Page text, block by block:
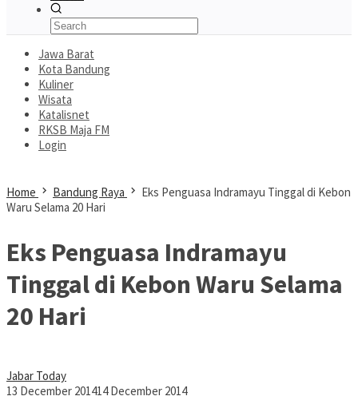
Jawa Barat
Kota Bandung
Kuliner
Wisata
Katalisnet
RKSB Maja FM
Login
Home Bandung Raya
Eks Penguasa Indramayu Tinggal di Kebon
Waru Selama 20 Hari
Eks Penguasa Indramayu
Tinggal di Kebon Waru Selama
20 Hari
Jabar Today
13 December 201414 December 2014